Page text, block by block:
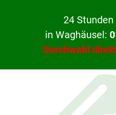
24
in Waghäusel:
Durchwahl